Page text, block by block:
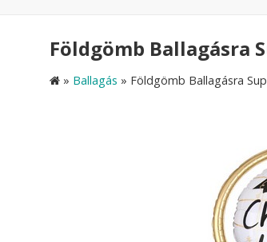
Földgömb Ballagásra
» Ballagás » Földgömb Ballagásra